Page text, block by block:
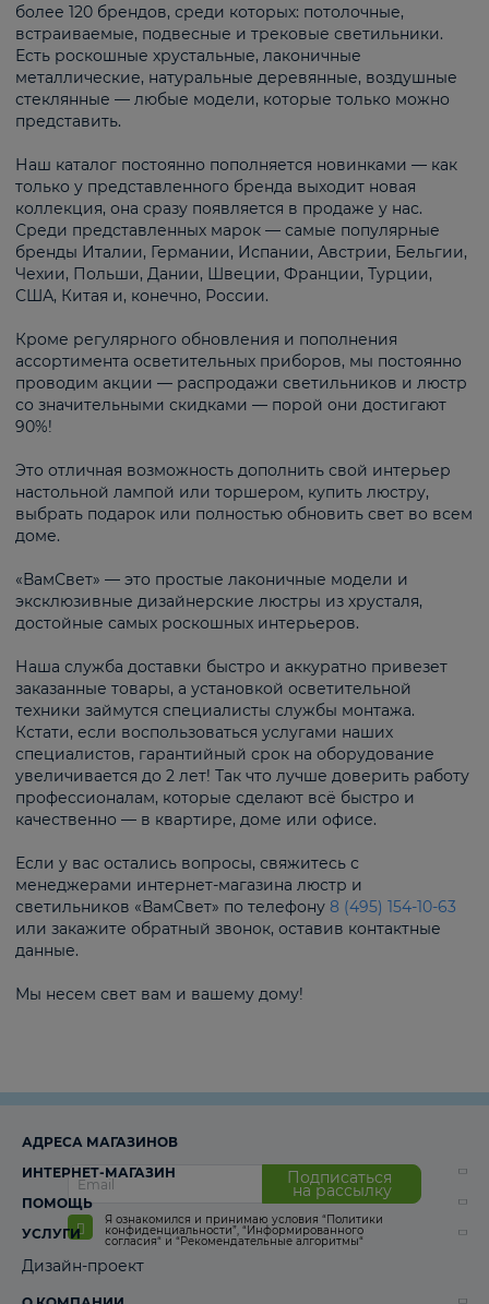
более 120 брендов, среди которых: потолочные,
встраиваемые, подвесные и трековые светильники.
Есть роскошные хрустальные, лаконичные
металлические, натуральные деревянные, воздушные
стеклянные — любые модели, которые только можно
представить.
Наш каталог постоянно пополняется новинками — как
только у представленного бренда выходит новая
коллекция, она сразу появляется в продаже у нас.
Среди представленных марок — самые популярные
бренды Италии, Германии, Испании, Австрии, Бельгии,
Чехии, Польши, Дании, Швеции, Франции, Турции,
США, Китая и, конечно, России.
Кроме регулярного обновления и пополнения
ассортимента осветительных приборов, мы постоянно
проводим акции — распродажи светильников и люстр
со значительными скидками — порой они достигают
90%!
Это отличная возможность дополнить свой интерьер
настольной лампой или торшером, купить люстру,
выбрать подарок или полностью обновить свет во всем
доме.
«ВамСвет» — это простые лаконичные модели и
эксклюзивные дизайнерские люстры из хрусталя,
достойные самых роскошных интерьеров.
Наша служба доставки быстро и аккуратно привезет
заказанные товары, а установкой осветительной
техники займутся специалисты службы монтажа.
Кстати, если воспользоваться услугами наших
специалистов, гарантийный срок на оборудование
увеличивается до 2 лет! Так что лучше доверить работу
профессионалам, которые сделают всё быстро и
качественно — в квартире, доме или офисе.
Если у вас остались вопросы, свяжитесь с
менеджерами интернет-магазина люстр и
светильников «ВамСвет» по телефону 8 (495) 154-10-63
или закажите обратный звонок, оставив контактные
данные.
Мы несем свет вам и вашему дому!
Подписаться
на рассылку
Я ознакомился и принимаю условия “Политики
конфиденциальности”, “Информированного
согласия“ и “Рекомендательные алгоритмы“
АДРЕСА МАГАЗИНОВ
ИНТЕРНЕТ-МАГАЗИН
ПОМОЩЬ
УСЛУГИ
Дизайн-проект